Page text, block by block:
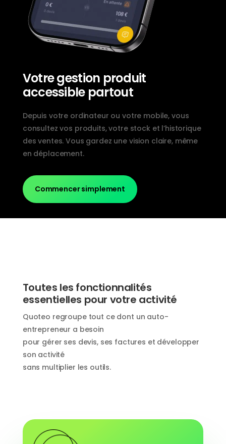
Votre gestion produit
accessible partout
Depuis votre ordinateur ou votre mobile, vous
consultez vos produits, votre stock et l’historique
des ventes. Vous gardez une vision claire, même
en déplacement.
Commencer simplement
Toutes les fonctionnalités
essentielles pour votre activité
Quoteo regroupe tout ce dont un auto-
entrepreneur a besoin
pour gérer ses devis, ses factures et développer
son activité
sans multiplier les outils.